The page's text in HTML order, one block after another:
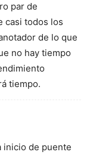
par de
casi todos los
de lo que
no hay tiempo
tiempo.
inicio de puente